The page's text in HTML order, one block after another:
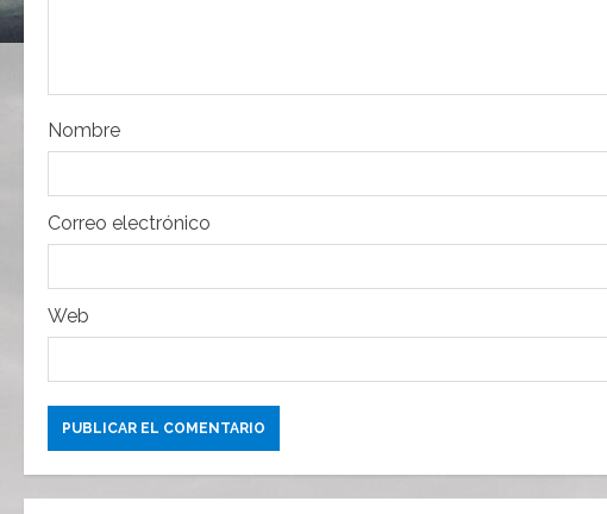
e
e
n
t
r
a
d
a
s
Nombre
Correo electrónico
Web